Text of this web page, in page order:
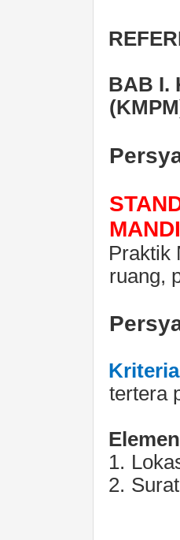
BAB I.
Praktik
ruang,
tertera
1.
2.